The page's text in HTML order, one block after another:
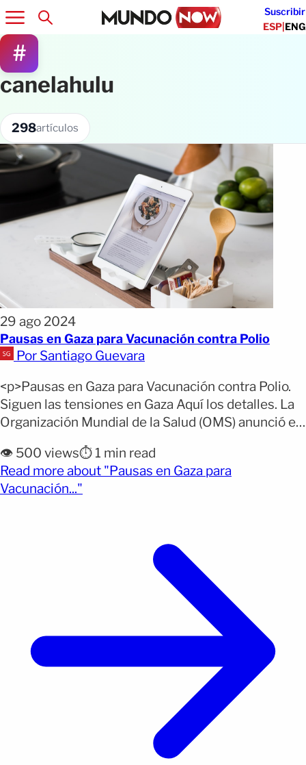
Suscribir
ESP|ENG
#
canelahulu
298artículos
29 ago 2024
Pausas en Gaza para Vacunación contra Polio
Por Santiago Guevara
<p>Pausas en Gaza para Vacunación contra Polio.
Siguen las tensiones en Gaza Aquí los detalles. La
Organización Mundial de la Salud (OMS) anunció el
limitadas en los combates en Gaza para permitir la
vacunación contra la polio de cientos de miles de
niños, tras confirmarse el primer [&hellip;]</p>
👁️ 500 views⏱️ 1 min read
Read more about "Pausas en Gaza para
Vacunación..."